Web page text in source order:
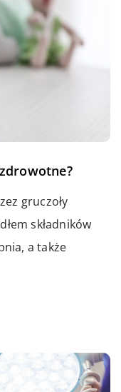
gruczoły
składników
a także